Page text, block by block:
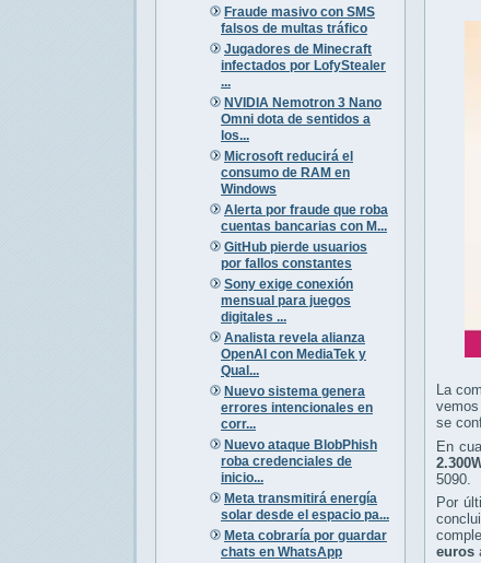
Fraude masivo con SMS
falsos de multas tráfico
Jugadores de Minecraft
infectados por LofyStealer
...
NVIDIA Nemotron 3 Nano
Omni dota de sentidos a
los...
Microsoft reducirá el
consumo de RAM en
Windows
Alerta por fraude que roba
cuentas bancarias con M...
GitHub pierde usuarios
por fallos constantes
Sony exige conexión
mensual para juegos
digitales ...
Analista revela alianza
OpenAI con MediaTek y
Qual...
Nuevo sistema genera
errores intencionales en
corr...
Nuevo ataque BlobPhish
roba credenciales de
inicio...
Meta transmitirá energía
solar desde el espacio pa...
Meta cobraría por guardar
chats en WhatsApp
La
se
En
5090.
Por
euros